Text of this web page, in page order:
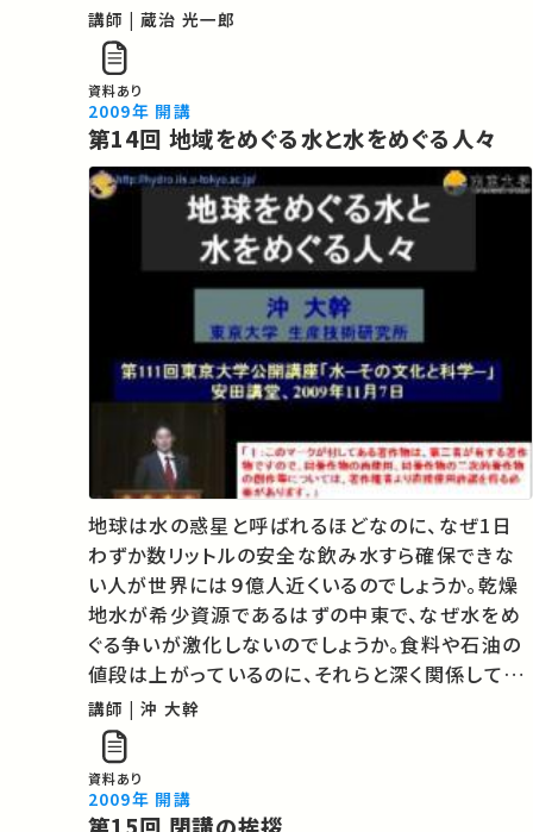
のか、東京大学愛知演習林における80年間に及ぶ
長期研究をもとに、歴史的、科学的、社会経済的な
観点から総合的に検証し、将来を展…
講師 | 蔵治 光一郎
資料あり
2009年 開講
第14回 地域をめぐる水と水をめぐる人々
地球は水の惑星と呼ばれるほどなのに、なぜ1日
わずか数リットルの安全な飲み水すら確保できな
い人が世界には９億人近くいるのでしょうか。乾燥
地水が希少資源であるはずの中東で、なぜ水をめ
ぐる争いが激化しないのでしょうか。食料や石油の
値段は上がっているのに、それらと深く関係してい
る水の値段は上がらないのでしょうか。電気もガス
も交通も電話も塩もタバコも民間企業が提供して
いるのに、どうして水だけは民営化に対して…
講師 | 沖 大幹
資料あり
2009年 開講